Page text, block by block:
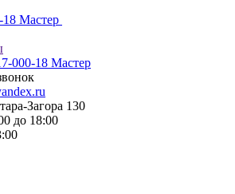
18 Мастер
000-18 Мастер
Загора 130
до 18:00